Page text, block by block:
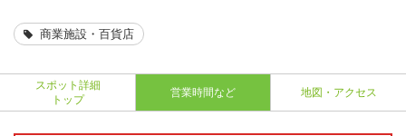
商業施設・百貨店
スポット詳細
トップ
営業時間など 地図・アクセス